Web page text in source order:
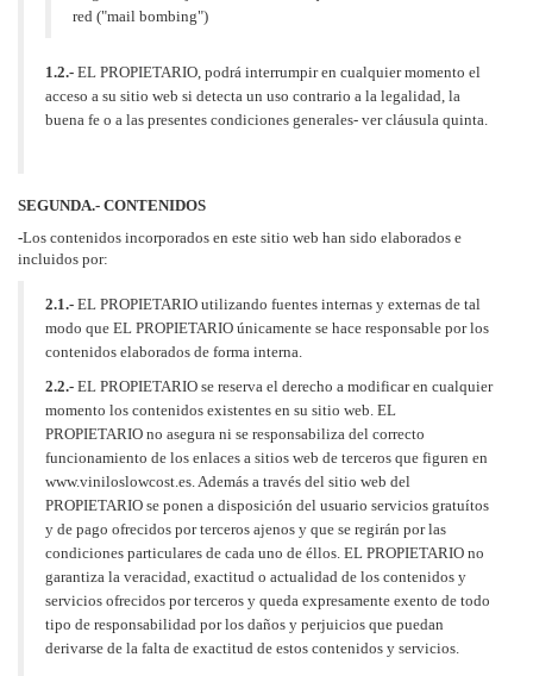
red ("mail bombing")
1.2.- EL PROPIETARIO, podrá interrumpir en cualquier momento el
acceso a su sitio web si detecta un uso contrario a la legalidad, la
buena fe o a las presentes condiciones generales- ver cláusula quinta.
SEGUNDA.- CONTENIDOS
-Los contenidos incorporados en este sitio web han sido elaborados e
incluidos por:
2.1.- EL PROPIETARIO utilizando fuentes internas y externas de tal
modo que EL PROPIETARIO únicamente se hace responsable por los
contenidos elaborados de forma interna.
2.2.- EL PROPIETARIO se reserva el derecho a modificar en cualquier
momento los contenidos existentes en su sitio web. EL
PROPIETARIO no asegura ni se responsabiliza del correcto
funcionamiento de los enlaces a sitios web de terceros que figuren en
www.viniloslowcost.es. Además a través del sitio web del
PROPIETARIO se ponen a disposición del usuario servicios gratuítos
y de pago ofrecidos por terceros ajenos y que se regirán por las
condiciones particulares de cada uno de éllos. EL PROPIETARIO no
garantiza la veracidad, exactitud o actualidad de los contenidos y
servicios ofrecidos por terceros y queda expresamente exento de todo
tipo de responsabilidad por los daños y perjuicios que puedan
derivarse de la falta de exactitud de estos contenidos y servicios.